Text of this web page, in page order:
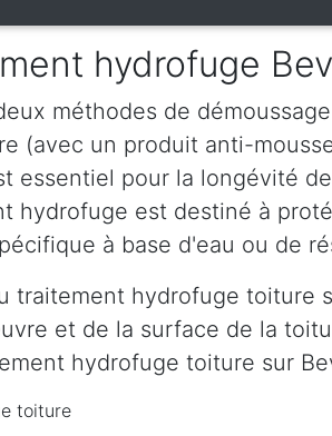
hydrofuge
méthodes de
(avec un produit anti-
essentiel pour la longévité
hydrofuge est destiné à
à base d'eau ou de
traitement hydrofuge toiture
et de la surface de la
hydrofuge toiture sur
toiture